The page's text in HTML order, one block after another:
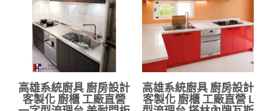
高雄系統廚具 廚房設計
客製化 廚櫃 工廠直營
高雄系統廚具 廚房設計
客製化 廚櫃 工廠直營 L